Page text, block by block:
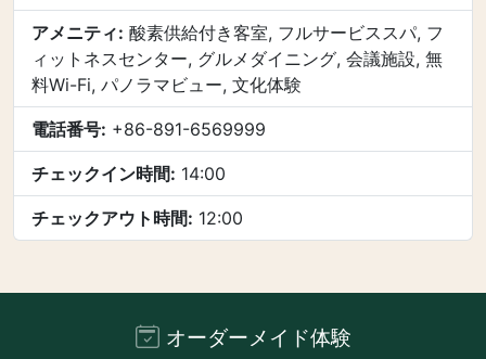
アメニティ: 酸素供給付き客室, フルサービススパ, フ
ィットネスセンター, グルメダイニング, 会議施設, 無
料Wi-Fi, パノラマビュー, 文化体験
電話番号: +86-891-6569999
チェックイン時間: 14:00
チェックアウト時間: 12:00
オーダーメイド体験